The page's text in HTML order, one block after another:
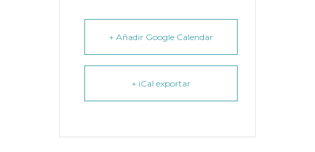
+ Añadir Google Calendar
+ iCal exportar